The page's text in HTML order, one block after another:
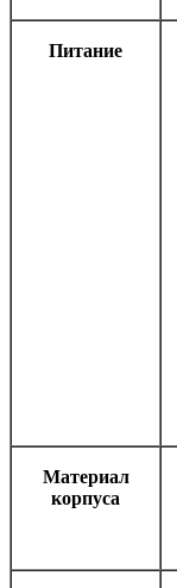
Питание
Материал
корпуса